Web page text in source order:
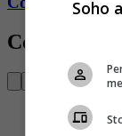
Contenido
Soho